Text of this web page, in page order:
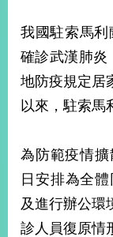
不
落
國
台
海
護
照
回
我國駐索馬利
確診武漢肺炎
地防疫規定居
以來，駐索馬
為防範疫情
日安排為全
及進行辦公環
診人員復原情